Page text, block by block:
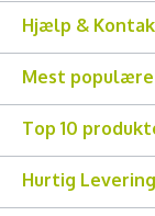
Hjælp &
Mest
Top 10
Hurtig Levering